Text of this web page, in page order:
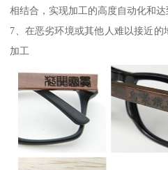
相结合，实现加工的高度自动化和达
7、在恶劣环境或其他人难以接近
加工